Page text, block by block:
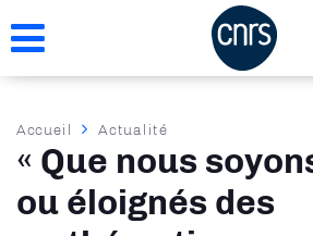
au
Fil
d'Ariane
Accueil Actualité
« Que nous
ou éloignés des